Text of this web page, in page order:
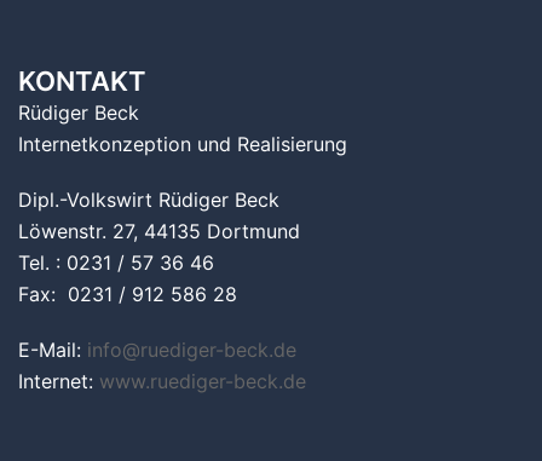
KONTAKT
Rüdiger Beck
Internetkonzeption und Realisierung
Dipl.-Volkswirt Rüdiger Beck
Löwenstr. 27, 44135 Dortmund
Tel. : 0231 / 57 36 46
Fax: 0231 / 912 586 28
E-Mail: info@ruediger-beck.de
Internet: www.ruediger-beck.de